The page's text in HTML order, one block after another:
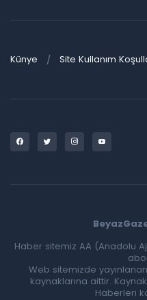
Künye Site Kullanım
Haber sitemiz AA (Anadolu
Web sitemizde
kaynaklarına aittir.
Haberleri